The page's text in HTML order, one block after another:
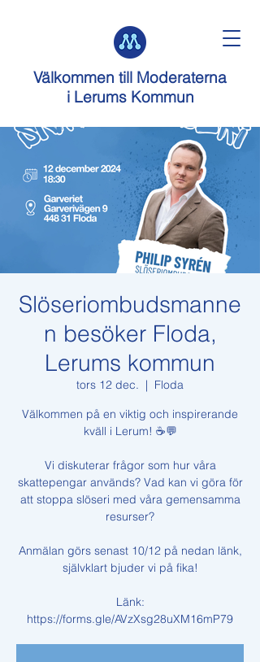
Välkommen till Moderaterna
i Lerums Kommun
Slöseriombudsmanne
n besöker Floda,
Lerums kommun
tors 12 dec.
  |
Floda
Välkommen på en viktig och inspirerande
kväll i Lerum! ☕️💬
Vi diskuterar frågor som hur våra
skattepengar används? Vad kan vi göra för
att stoppa slöseri med våra gemensamma
resurser?
Anmälan görs senast 10/12 på nedan länk,
självklart bjuder vi på fika!
Länk:
https://forms.gle/AVzXsg28uXM16mP79